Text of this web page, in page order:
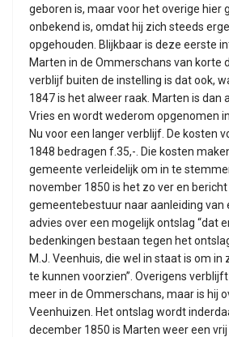
geboren is, maar voor het overige hier
onbekend is, omdat hij zich steeds
opgehouden. Blijkbaar is deze eerste
Marten in de Ommerschans van korte
verblijf buiten de instelling is dat ook,
1847 is het alweer raak. Marten is dan
Vries en wordt wederom opgenomen
Nu voor een langer verblijf. De kosten
1848 bedragen f.35,-. Die kosten
gemeente verleidelijk om in te
november 1850 is het zo ver en
gemeentebestuur naar aanleiding van
advies over een mogelijk ontslag “dat
bedenkingen bestaan tegen het
M.J. Veenhuis, die wel in staat is om in
te kunnen voorzien”. Overigens
meer in de Ommerschans, maar is hij
Veenhuizen. Het ontslag wordt
december 1850 is Marten weer een vrij